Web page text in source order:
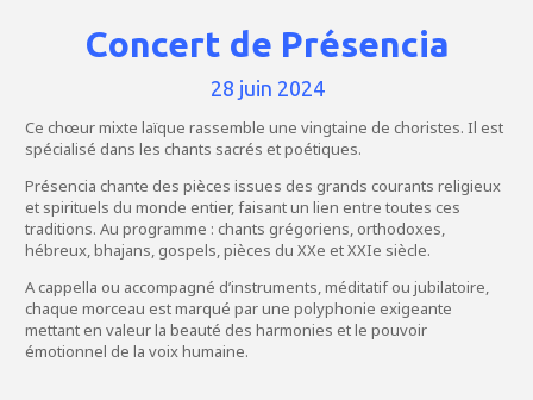
Concert de Présencia
28 juin 2024
Ce chœur mixte laïque rassemble une vingtaine de choristes. Il est
spécialisé dans les chants sacrés et poétiques.
Présencia chante des pièces issues des grands courants religieux
et spirituels du monde entier, faisant un lien entre toutes ces
traditions. Au programme : chants grégoriens, orthodoxes,
hébreux, bhajans, gospels, pièces du XXe et XXIe siècle.
A cappella ou accompagné d’instruments, méditatif ou jubilatoire,
chaque morceau est marqué par une polyphonie exigeante
mettant en valeur la beauté des harmonies et le pouvoir
émotionnel de la voix humaine.